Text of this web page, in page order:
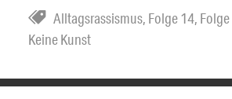
Alltagsrassismus, Folge 14,
Keine Kunst